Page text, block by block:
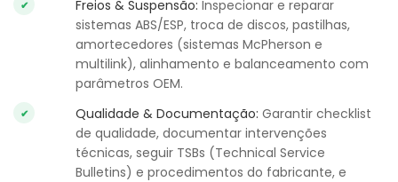
Freios & Suspensão: Inspecionar e reparar
sistemas ABS/ESP, troca de discos, pastilhas,
amortecedores (sistemas McPherson e
multilink), alinhamento e balanceamento com
parâmetros OEM.
Qualidade & Documentação: Garantir checklist
de qualidade, documentar intervenções
técnicas, seguir TSBs (Technical Service
Bulletins) e procedimentos do fabricante, e